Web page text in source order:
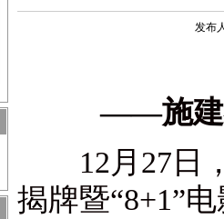
发布
——施建
12月27日，
揭牌暨“8+1”